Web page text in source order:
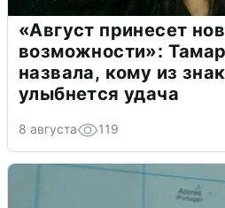
«Август принесет
возможности»:
назвала, кому из
улыбнется удача
8 августа 119